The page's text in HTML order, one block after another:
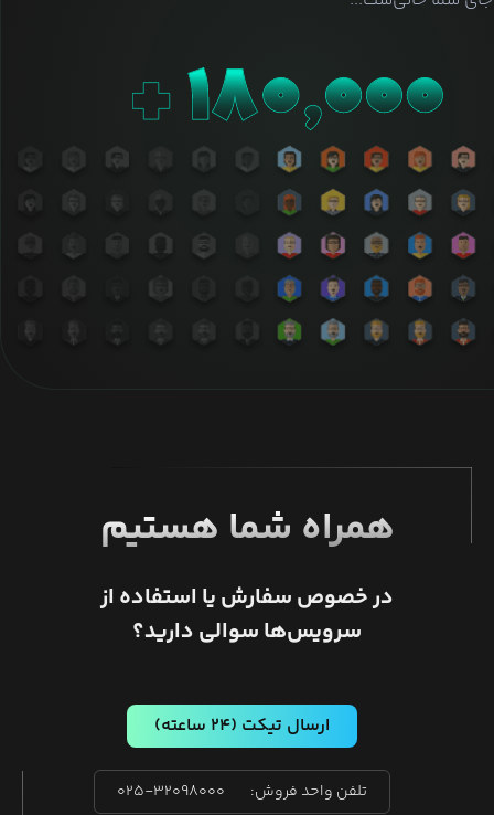
همراه شما هستیم
در خصوص سفارش یا استفاده از
سرویس‌ها سوالی دارید؟
ارسال تیکت (۲۴ ساعته)
تلفن واحد فروش: ۰۲۵-۳۲۰۹۸۰۰۰